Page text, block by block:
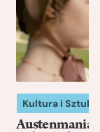
Kultura i Sztuka
Austenmania.